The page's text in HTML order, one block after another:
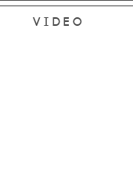
Video